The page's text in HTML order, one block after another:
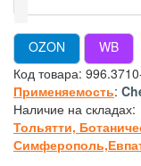
OZON
WB
Код товара:
Применяемость:
Наличие на складах:
Тольятти,